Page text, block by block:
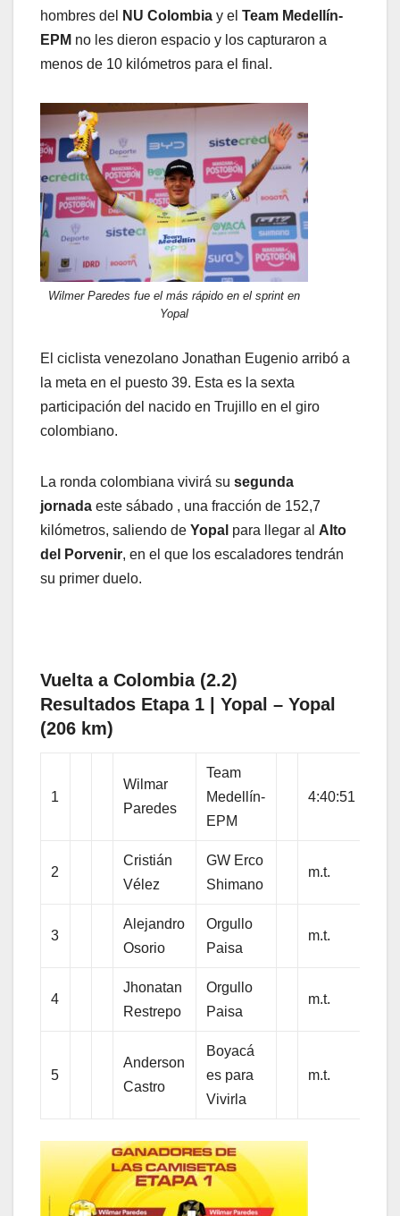
hombres del
NU Colombia y el Team Medellín-
EPM no les dieron espacio y los capturaron a
menos de 10 kilómetros para el final.
Wilmer Paredes fue el más rápido en el sprint en
Yopal
El ciclista venezolano Jonathan Eugenio arribó a
la meta en el puesto 39. Esta es la sexta
participación del nacido en Trujillo en el giro
colombiano.
La ronda colombiana vivirá su segunda
jornada este sábado , una fracción de 152,7
kilómetros, saliendo de Yopal para llegar al Alto
del Porvenir, en el que los escaladores tendrán
su primer duelo.
Vuelta a Colombia (2.2)
Resultados Etapa 1 | Yopal – Yopal
(206 km)
1
Wilmar
Paredes
Team
Medellín-
EPM
4:40:51
2
Cristián
Vélez
GW Erco
Shimano
m.t.
3
Alejandro
Osorio
Orgullo
Paisa
m.t.
4
Jhonatan
Restrepo
Orgullo
Paisa
m.t.
5
Anderson
Castro
Boyacá
es para
Vivirla
m.t.